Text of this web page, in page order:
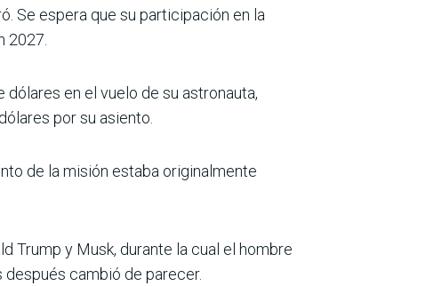
Se espera que su participación en la
2027.
en el vuelo de su astronauta,
por su asiento.
de la misión estaba originalmente
Trump y Musk, durante la cual el hombre
cambió de parecer.